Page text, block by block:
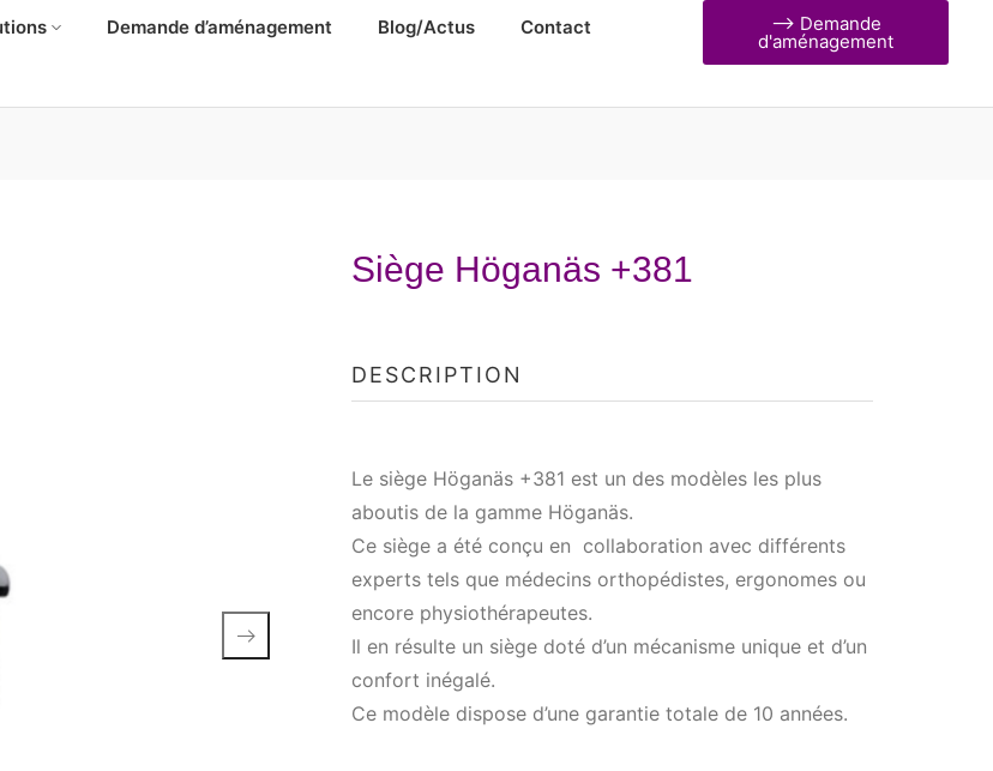
Demande d’aménagement Blog/Actus Contact ⟶ Demande
d'aménagement
Siège Höganäs +381
DESCRIPTION
Le siège Höganäs +381 est un des modèles les plus
aboutis de la gamme Höganäs.
Ce siège a été conçu en collaboration avec différents
experts tels que médecins orthopédistes, ergonomes ou
encore physiothérapeutes.
Il en résulte un siège doté d’un mécanisme unique et d’un
confort inégalé.
Ce modèle dispose d’une garantie totale de 10 années.